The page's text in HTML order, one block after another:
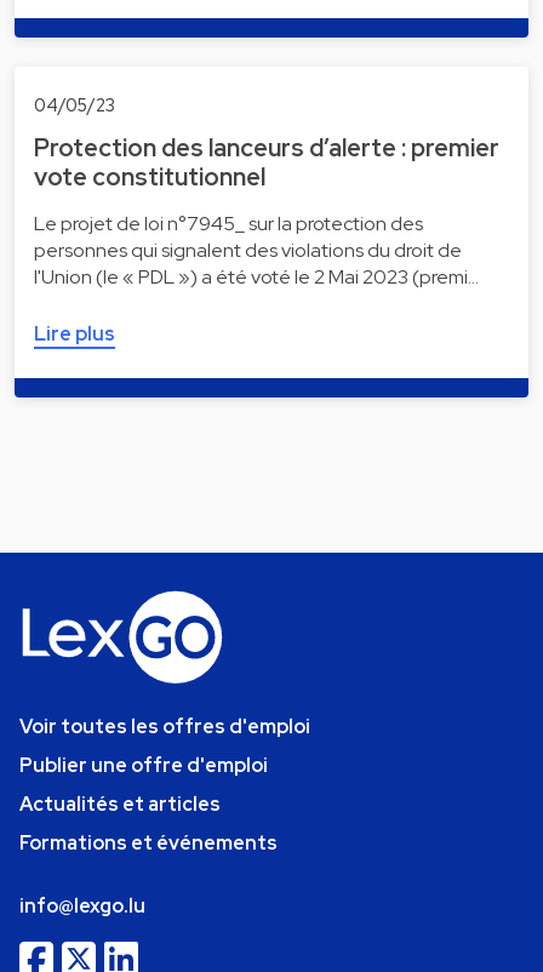
04/05/23
Protection des lanceurs d’alerte : premier
vote constitutionnel
Le projet de loi n°7945_ sur la protection des
personnes qui signalent des violations du droit de
l'Union (le « PDL ») a été voté le 2 Mai 2023 (premi…
Lire plus
Voir toutes les offres d'emploi
Publier une offre d'emploi
Actualités et articles
Formations et événements
info@lexgo.lu